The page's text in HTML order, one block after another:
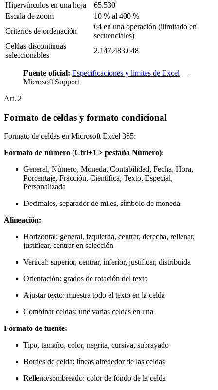
Hipervínculos en una hoja
65.530
Escala de zoom
10 % al 400 %
Criterios de ordenación
64 en una operación (ilimitado en
secuenciales)
Celdas discontinuas
seleccionables
2.147.483.648
Fuente oficial: Especificaciones y límites de Excel —
Microsoft Support
Art. 2
Formato de celdas y formato condicional
Formato de celdas en Microsoft Excel 365:
Formato de número (Ctrl+1 > pestaña Número):
General, Número, Moneda, Contabilidad, Fecha, Hora,
Porcentaje, Fracción, Científica, Texto, Especial,
Personalizada
Decimales, separador de miles, símbolo de moneda
Alineación:
Horizontal: general, izquierda, centrar, derecha, rellenar,
justificar, centrar en selección
Vertical: superior, centrar, inferior, justificar, distribuida
Orientación: grados de rotación del texto
Ajustar texto: muestra todo el texto en la celda
Combinar celdas: une varias celdas en una
Formato de fuente:
Tipo, tamaño, color, negrita, cursiva, subrayado
Bordes de celda: líneas alrededor de las celdas
Relleno/sombreado: color de fondo de la celda